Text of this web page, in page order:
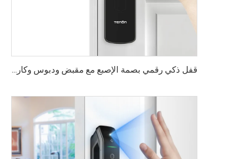
قفل ذكي رقمي بصمة الإصبع مع مقبض ودبوس وكارت Tenon E3